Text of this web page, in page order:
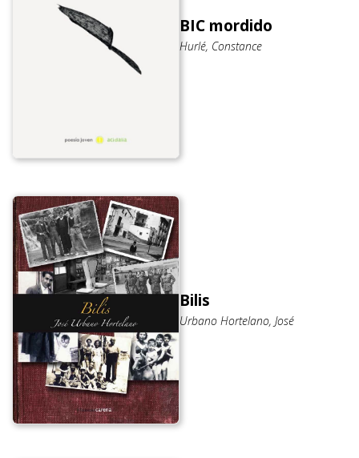
BIC mordido
Hurlé, Constance
Bilis
Urbano Hortelano, José